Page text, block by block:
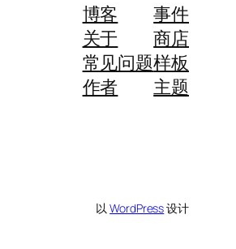
博客
关于
常见问题
作者
事件
商店
样板
主题
以WordPress设计